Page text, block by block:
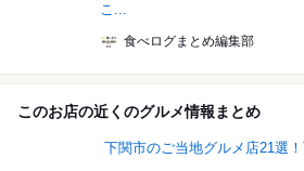
こ...
食べログまとめ編集部
このお店の近くのグルメ情報まとめ
下関市のご当地グルメ店21選